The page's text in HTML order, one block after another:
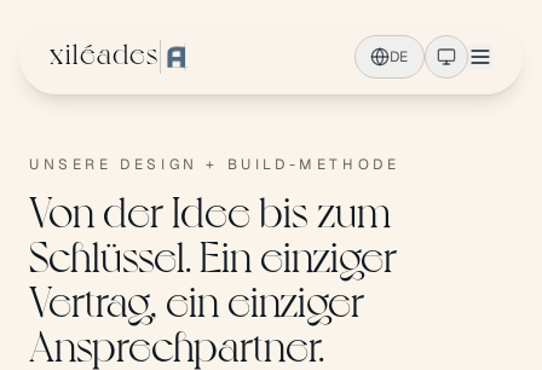
xiléades
DE
UNSERE DESIGN + BUILD-METHODE
Von der Idee bis zum
Schlüssel. Ein einziger
Vertrag, ein einziger
Ansprechpartner.